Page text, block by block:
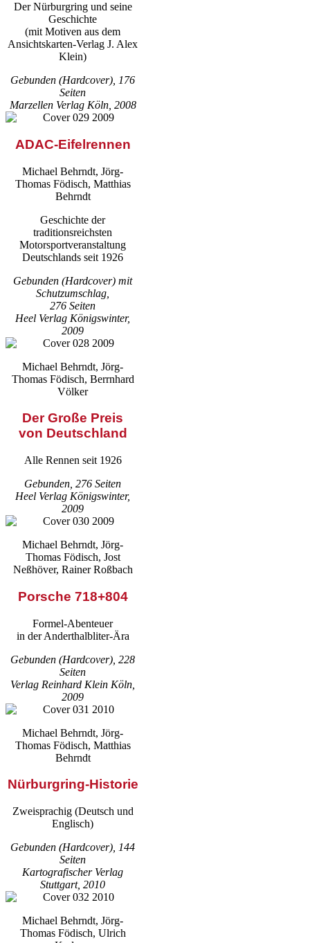
Der Nürburgring und seine
Geschichte
(mit Motiven aus dem
Ansichtskarten-Verlag J. Alex
Klein)
Gebunden (Hardcover), 176
Seiten
Marzellen Verlag Köln, 2008
ADAC-Eifelrennen
Michael Behrndt, Jörg-
Thomas Födisch, Matthias
Behrndt
Geschichte der
traditionsreichsten
Motorsportveranstaltung
Deutschlands seit 1926
Gebunden (Hardcover) mit
Schutzumschlag,
276 Seiten
Heel Verlag Königswinter,
2009
Michael Behrndt, Jörg-
Thomas Födisch, Berrnhard
Völker
Der Große Preis
von Deutschland
Alle Rennen seit 1926
Gebunden, 276 Seiten
Heel Verlag Königswinter,
2009
Michael Behrndt, Jörg-
Thomas Födisch, Jost
Neßhöver, Rainer Roßbach
Porsche 718+804
Formel-Abenteuer
in der Anderthalbliter-Ära
Gebunden (Hardcover), 228
Seiten
Verlag Reinhard Klein Köln,
2009
Michael Behrndt, Jörg-
Thomas Födisch, Matthias
Behrndt
Nürburgring-Historie
Zweisprachig (Deutsch und
Englisch)
Gebunden (Hardcover), 144
Seiten
Kartografischer Verlag
Stuttgart, 2010
Michael Behrndt, Jörg-
Thomas Födisch, Ulrich